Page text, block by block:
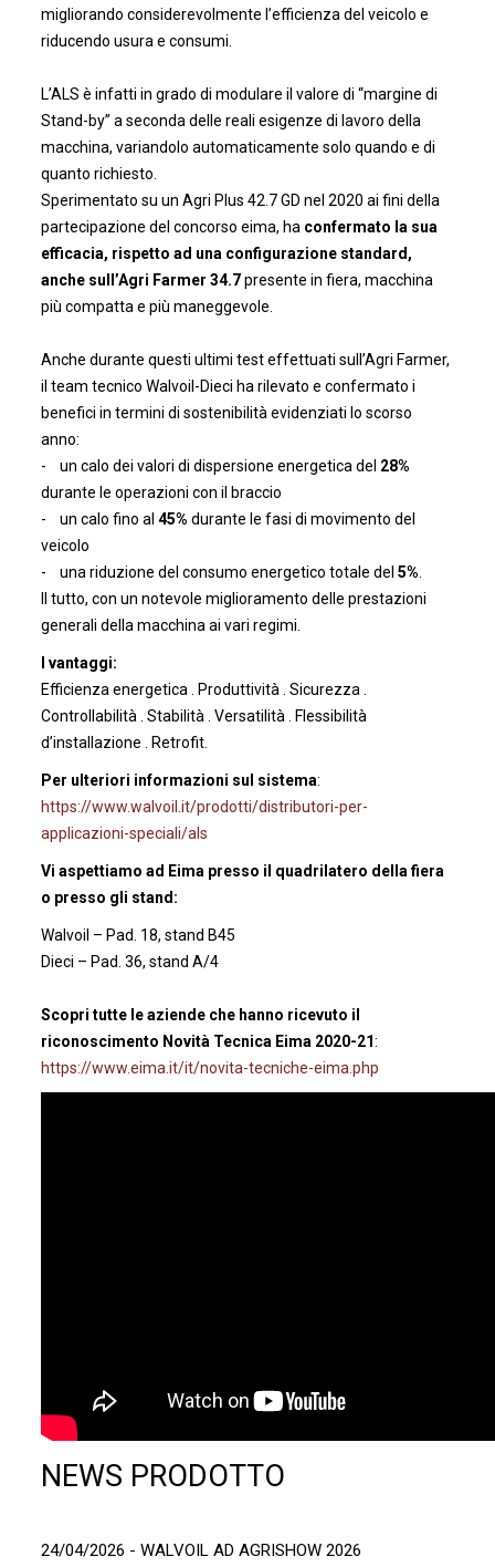
migliorando considerevolmente l’efficienza del veicolo e
riducendo usura e consumi.
L’ALS è infatti in grado di modulare il valore di “margine di
Stand-by” a seconda delle reali esigenze di lavoro della
macchina, variandolo automaticamente solo quando e di
quanto richiesto.
Sperimentato su un Agri Plus 42.7 GD nel 2020 ai fini della
partecipazione del concorso eima, ha confermato la sua
efficacia, rispetto ad una configurazione standard,
anche sull’Agri Farmer 34.7presente in fiera, macchina
più compatta e più maneggevole.
Anche durante questi ultimi test effettuati sull’Agri Farmer,
il team tecnico Walvoil-Dieci ha rilevato e confermato i
benefici in termini di sostenibilità evidenziati lo scorso
anno:
- un calo dei valori di dispersione energetica del 28%
durante le operazioni con il braccio
- un calo fino al45% durante le fasi di movimento del
veicolo
- una riduzione del consumo energetico totale del5%
Il tutto, con un notevole miglioramento delle prestazioni
generali della macchina ai vari regimi.
I vantaggi:
Efficienza energetica . Produttività . Sicurezza .
Controllabilità . Stabilità . Versatilità . Flessibilità
d’installazione . Retrofit.
Per ulteriori informazioni sul sistema:
https://www.walvoil.it/prodotti/distributori-per-
applicazioni-speciali/als
Vi aspettiamo ad Eima presso il quadrilatero della fiera
o presso gli stand:
Walvoil – Pad. 18, stand B45
Dieci – Pad. 36, stand A/4
Scopri tutte le aziende che hanno ricevuto il
riconoscimento Novità Tecnica Eima 2020-21:
https://www.eima.it/it/novita-tecniche-eima.php
NEWS PRODOTTO
24/04/2026 - WALVOIL AD AGRISHOW 2026